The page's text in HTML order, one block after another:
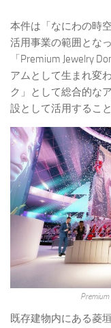
本件は「なにわの時
活用事業の範囲とな
「Premium Jewelry
アムとして生まれ変
ク」として総合的な
設として活用するこ
既存建物内にある菱